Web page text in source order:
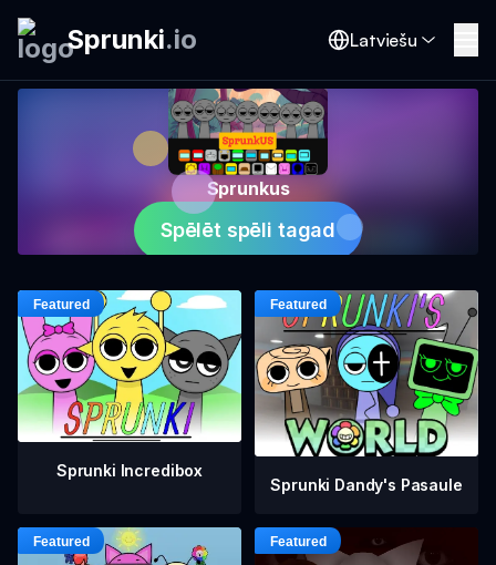
Sprunki.io Latviešu
Sprunkus
Spēlēt spēli tagad
Sprunki Incredibox
Sprunki Dandy's Pasaule